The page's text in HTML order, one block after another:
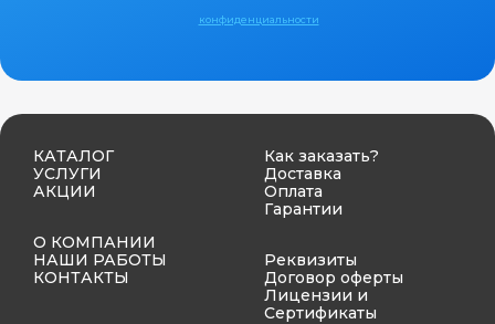
конфиденциальности
КАТАЛОГ
УСЛУГИ
АКЦИИ
О КОМПАНИИ
НАШИ РАБОТЫ
КОНТАКТЫ
Как заказать?
Доставка
Оплата
Гарантии
Реквизиты
Договор оферты
Лицензии и
Сертификаты